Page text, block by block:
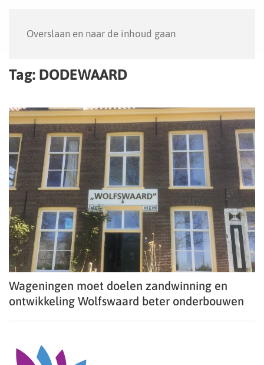
Overslaan en naar de inhoud gaan
Tag: DODEWAARD
Wageningen moet doelen zandwinning en
ontwikkeling Wolfswaard beter onderbouwen